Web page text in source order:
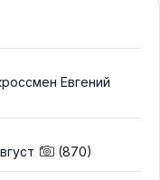
Евгений
(870)